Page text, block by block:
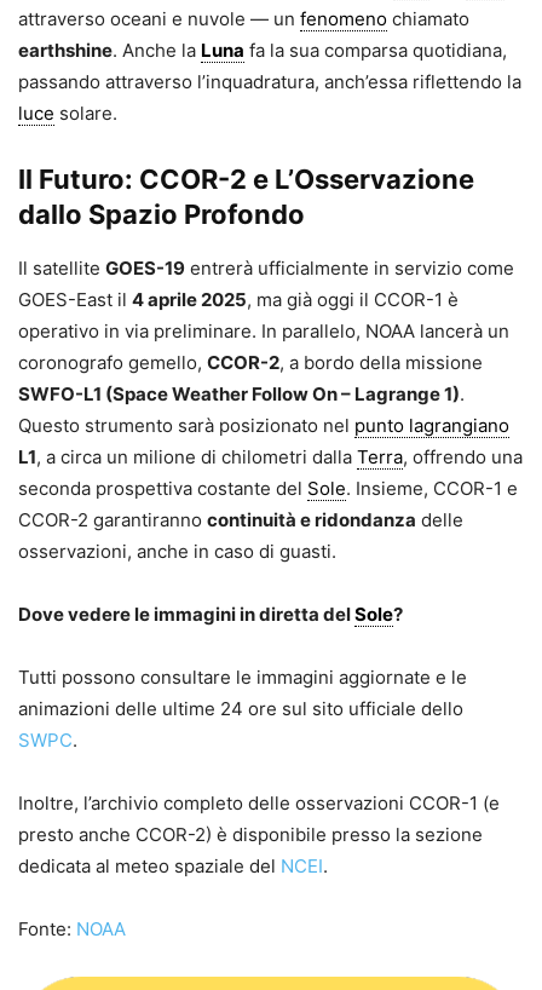
attraverso oceani e nuvole — un fenomeno chiamato
earthshine. Anche la Luna fa la sua comparsa quotidiana,
passando attraverso l’inquadratura, anch’essa riflettendo la
luce solare.
Il Futuro: CCOR-2 e L’Osservazione
dallo Spazio Profondo
Il satellite GOES-19 entrerà ufficialmente in servizio come
GOES-East il 4 aprile 2025, ma già oggi il CCOR-1 è
operativo in via preliminare. In parallelo, NOAA lancerà un
coronografo gemello, CCOR-2, a bordo della missione
SWFO-L1 (Space Weather Follow On – Lagrange 1).
Questo strumento sarà posizionato nel punto lagrangiano
L1, a circa un milione di chilometri dalla Terra, offrendo una
seconda prospettiva costante del Sole. Insieme, CCOR-1 e
CCOR-2 garantiranno continuità e ridondanza delle
osservazioni, anche in caso di guasti.
Dove vedere le immagini in diretta delSole?
Tutti possono consultare le immagini aggiornate e le
animazioni delle ultime 24 ore sul sito ufficiale dello
SWPC.
Inoltre, l’archivio completo delle osservazioni CCOR-1 (e
presto anche CCOR-2) è disponibile presso la sezione
dedicata al meteo spaziale del NCEI.
Fonte: NOAA